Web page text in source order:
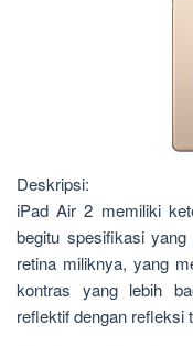
Deskripsi:
iPad Air 2 memiliki
begitu spesifikasi
retina miliknya, yang
kontras yang lebih
reflektif dengan refleksi